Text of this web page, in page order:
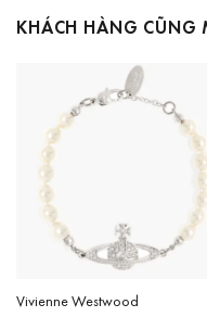
KHÁCH HÀNG
Vivienne Westwood